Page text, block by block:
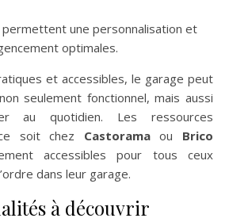
permettent une personnalisation et
optimales.
et accessibles, le garage peut
seulement fonctionnel, mais aussi
au quotidien. Les ressources
soit chez Castoramaou Brico
accessibles pour tous ceux
dans leur garage.
à découvrir